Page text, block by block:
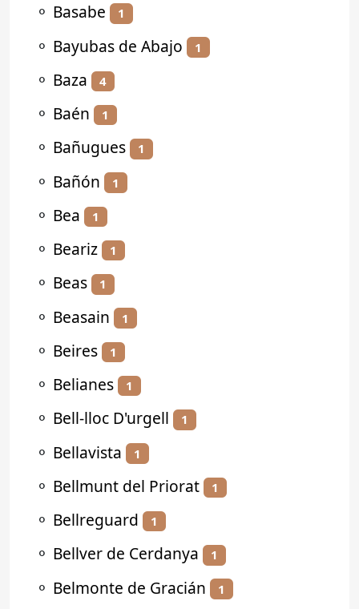
⚬ Basabe 1
⚬ Bayubas de Abajo 1
⚬ Baza 4
⚬ Baén 1
⚬ Bañugues 1
⚬ Bañón 1
⚬ Bea 1
⚬ Beariz 1
⚬ Beas 1
⚬ Beasain 1
⚬ Beires 1
⚬ Belianes 1
⚬ Bell-lloc D'urgell 1
⚬ Bellavista 1
⚬ Bellmunt del Priorat 1
⚬ Bellreguard 1
⚬ Bellver de Cerdanya 1
⚬ Belmonte de Gracián 1